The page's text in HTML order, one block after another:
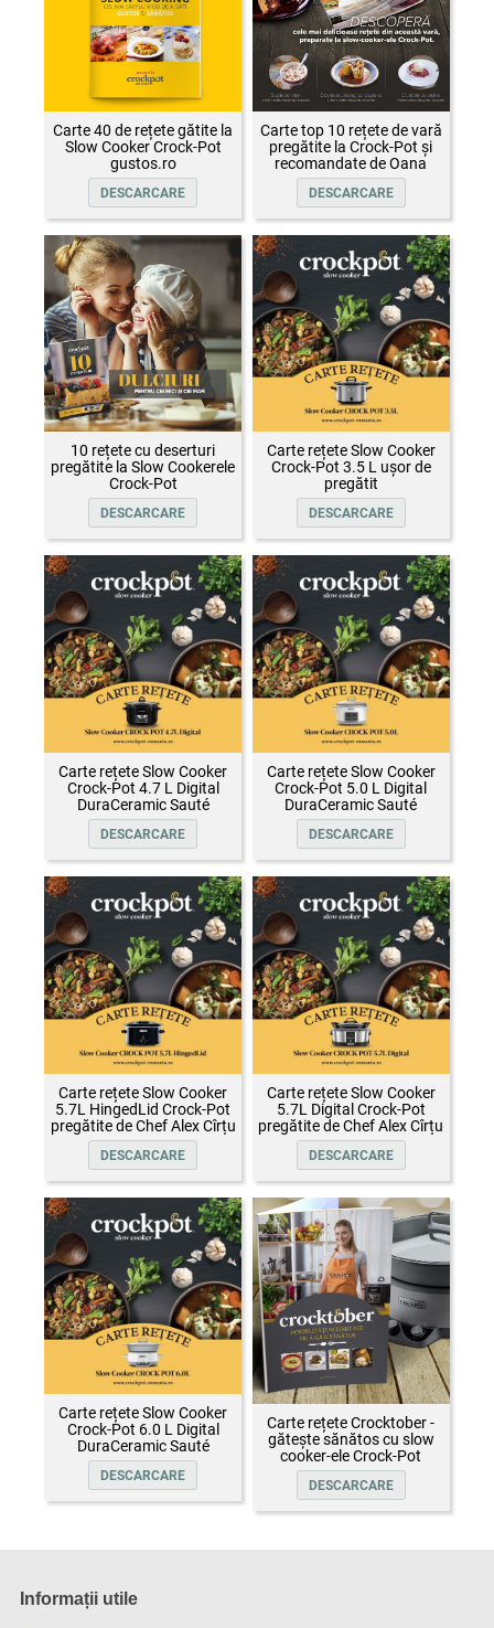
Carte 40 de rețete gătite la
Slow Cooker Crock-Pot
gustos.ro
DESCARCARE
Carte top 10 rețete de vară
pregătite la Crock-Pot și
recomandate de Oana
Țepelin
DESCARCARE
10 rețete cu deserturi
pregătite la Slow Cookerele
Crock-Pot
DESCARCARE
Carte rețete Slow Cooker
Crock-Pot 3.5 L ușor de
pregătit
DESCARCARE
Carte rețete Slow Cooker
Crock-Pot 4.7 L Digital
DuraCeramic Sauté
DESCARCARE
Carte rețete Slow Cooker
Crock-Pot 5.0 L Digital
DuraCeramic Sauté
DESCARCARE
Carte rețete Slow Cooker
5.7L HingedLid Crock-Pot
pregătite de Chef Alex Cîrțu
DESCARCARE
Carte rețete Slow Cooker
5.7L Digital Crock-Pot
pregătite de Chef Alex Cîrțu
DESCARCARE
Carte rețete Slow Cooker
Crock-Pot 6.0 L Digital
DuraCeramic Sauté
DESCARCARE
Carte rețete Crocktober -
gătește sănătos cu slow
cooker-ele Crock-Pot
DESCARCARE
Informații utile